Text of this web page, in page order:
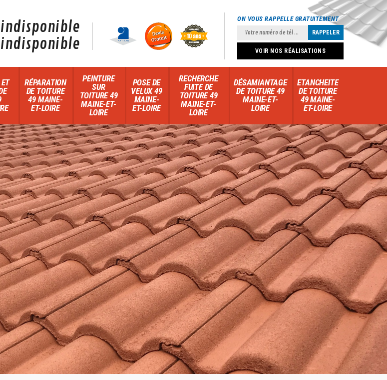
indisponible
indisponible
ON VOUS RAPPELLE GRATUITEMENT
VOIR NOS RÉALISATIONS
RÉPARATION
DE TOITURE
49 MAINE-
ET-LOIRE
PEINTURE
SUR
TOITURE 49
MAINE-ET-
LOIRE
POSE DE
VELUX 49
MAINE-
ET-LOIRE
RECHERCHE
FUITE DE
TOITURE 49
MAINE-ET-
LOIRE
DÉSAMIANTAGE
DE TOITURE 49
MAINE-ET-
LOIRE
ETANCHEITE
DE TOITURE
49 MAINE-
ET-LOIRE